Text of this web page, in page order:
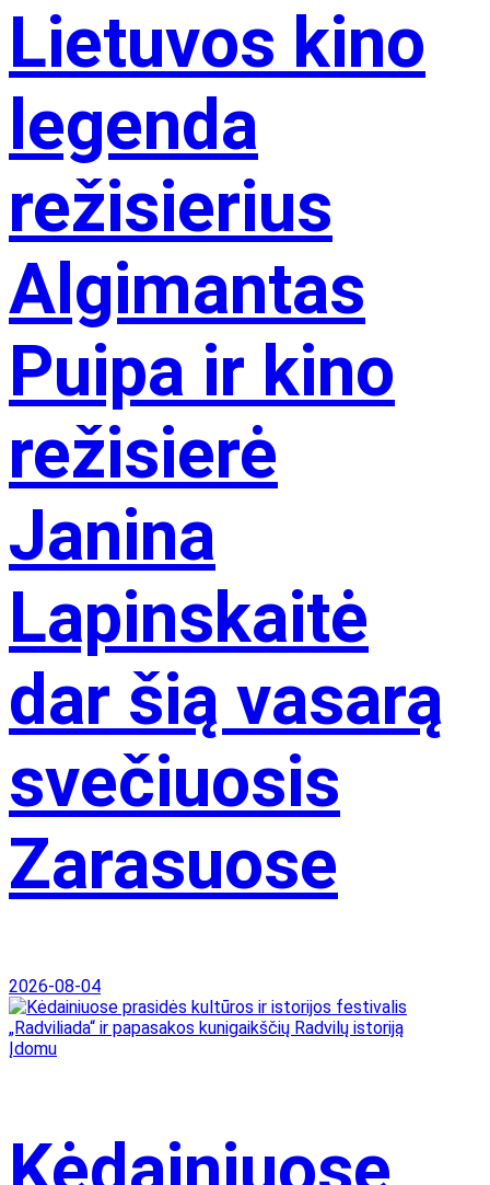
Lietuvos kino
legenda
režisierius
Algimantas
Puipa ir kino
režisierė
Janina
Lapinskaitė
dar šią vasarą
svečiuosis
Zarasuose
2026-08-04
Įdomu